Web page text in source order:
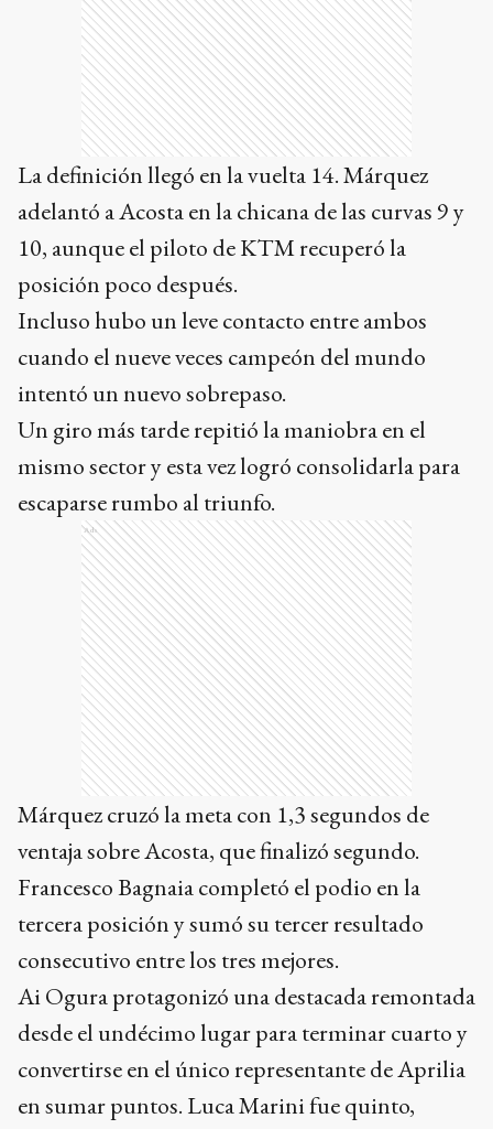
La definición llegó en la vuelta 14. Márquez
adelantó a Acosta en la chicana de las curvas 9 y
10, aunque el piloto de KTM recuperó la
posición poco después.
Incluso hubo un leve contacto entre ambos
cuando el nueve veces campeón del mundo
intentó un nuevo sobrepaso.
Un giro más tarde repitió la maniobra en el
mismo sector y esta vez logró consolidarla para
escaparse rumbo al triunfo.
Ads
Márquez cruzó la meta con 1,3 segundos de
ventaja sobre Acosta, que finalizó segundo.
Francesco Bagnaia completó el podio en la
tercera posición y sumó su tercer resultado
consecutivo entre los tres mejores.
Ai Ogura protagonizó una destacada remontada
desde el undécimo lugar para terminar cuarto y
convertirse en el único representante de Aprilia
en sumar puntos. Luca Marini fue quinto,